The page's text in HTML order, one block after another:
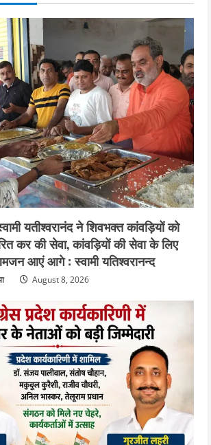
परेशान करने का लगाया आरोप
August 6, 2026
उत्तराखंड
महंत यति रामस्वरूप आनंद गिरि को लेकर पूरे
दिन चला हाई वोल्टेज ड्रामा, चौकी से अपने
साथ ले गए यति नरसिंहानंद गिरी
August 5, 2026
यतीश्वरानंद ने शिवभक्त कांवड़ियों को
कर की सेवा, कांवड़ियों की सेवा के लिए
आएं आगे : स्वामी यतिश्वरानन्द
August 8, 2026